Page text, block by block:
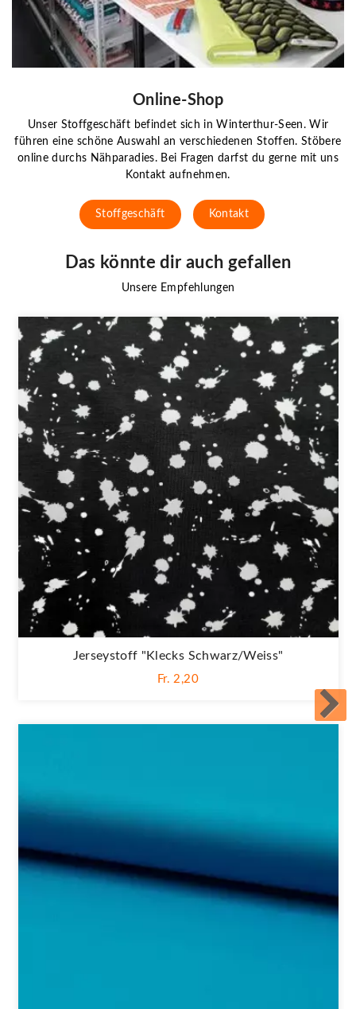
Online-Shop
Unser Stoffgeschäft befindet sich in Winterthur-Seen. Wir
führen eine schöne Auswahl an verschiedenen Stoffen. Stöbere
online durchs Nähparadies. Bei Fragen darfst du gerne mit uns
Kontakt aufnehmen.
Stoffgeschäft Kontakt
Das könnte dir auch gefallen
Unsere Empfehlungen
Jerseystoff "Klecks Schwarz/weiss"
Fr. 2,20